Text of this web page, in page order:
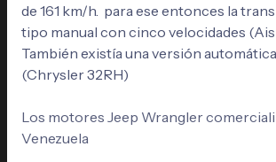
de 161 km/h. para ese entonces la
tipo manual con cinco velocidades
También existía una versión
(Chrysler 32RH)
Los motores Jeep Wrangler
Venezuela